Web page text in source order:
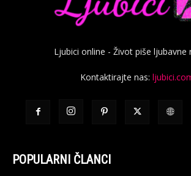
Ljubici online - Život piše ljubavne
Kontaktirajte nas:
POPULARNI ČLANCI